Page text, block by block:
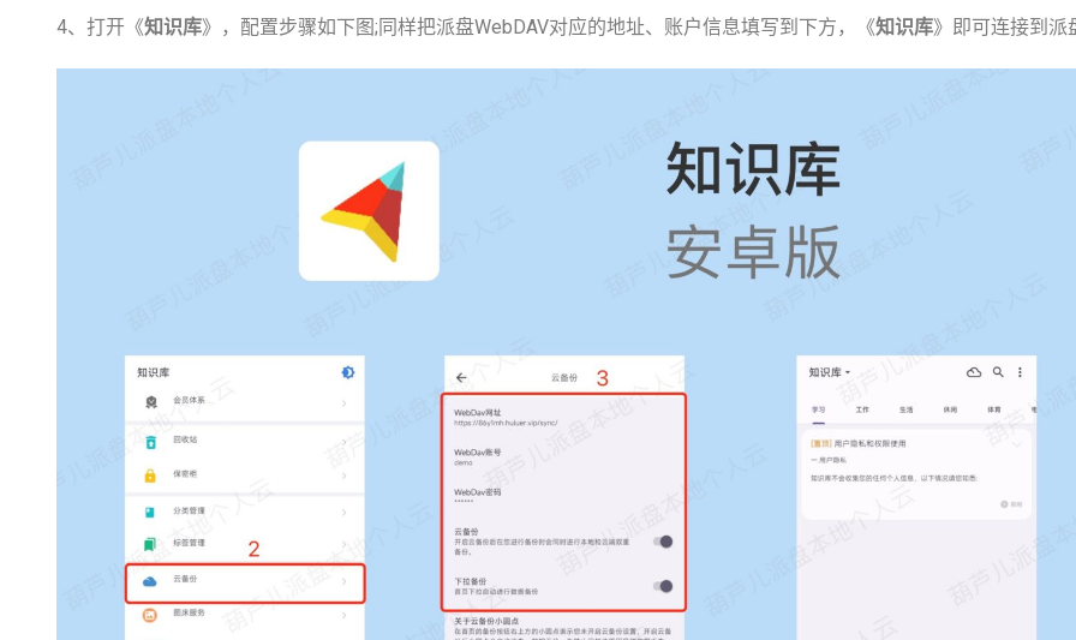
4、打开《知识库》，配置步骤如下图;同样把派盘WebDAV对应的地址、账户信息填写到下方，《知识库》即可连接到派